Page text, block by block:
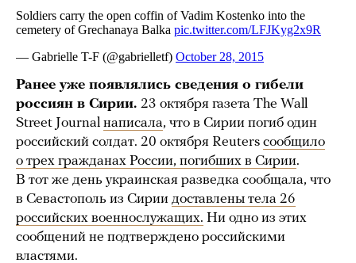
Ранее уже появлялись сведения о гибели
россиян в Сирии. 23 октября газета The Wall
Street Journal написала, что в Сирии погиб один
российский солдат. 20 октября Reuters сообщило
о трех гражданах России, погибших в Сирии.
В тот же день украинская разведка сообщала, что
в Севастополь из Сирии доставлены тела 26
российских военнослужащих. Ни одно из этих
сообщений не подтверждено российскими
властями.